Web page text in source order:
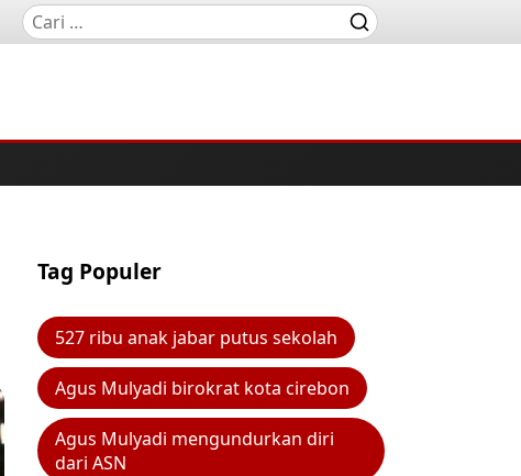
Tag Populer
527 ribu anak jabar putus sekolah
Agus Mulyadi birokrat kota cirebon
Agus Mulyadi mengundurkan diri
dari ASN